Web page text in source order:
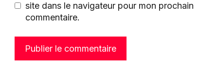
site dans le navigateur pour mon prochain
commentaire.